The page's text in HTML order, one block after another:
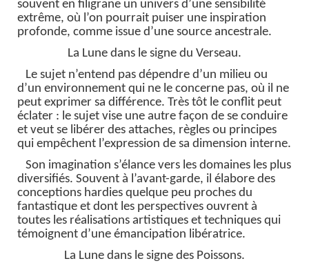
souvent en filigrane un univers d’une sensibilité
extrême, où l’on pourrait puiser une inspiration
profonde, comme issue d’une source ancestrale.
La Lune dans le signe du Verseau.
Le sujet n’entend pas dépendre d’un milieu ou
d’un environnement qui ne le concerne pas, où il ne
peut exprimer sa différence. Très tôt le conflit peut
éclater : le sujet vise une autre façon de se conduire
et veut se libérer des attaches, règles ou principes
qui empêchent l’expression de sa dimension interne.
Son imagination s’élance vers les domaines les plus
diversifiés. Souvent à l’avant-garde, il élabore des
conceptions hardies quelque peu proches du
fantastique et dont les perspectives ouvrent à
toutes les réalisations artistiques et techniques qui
témoignent d’une émancipation libératrice.
La Lune dans le signe des Poissons.